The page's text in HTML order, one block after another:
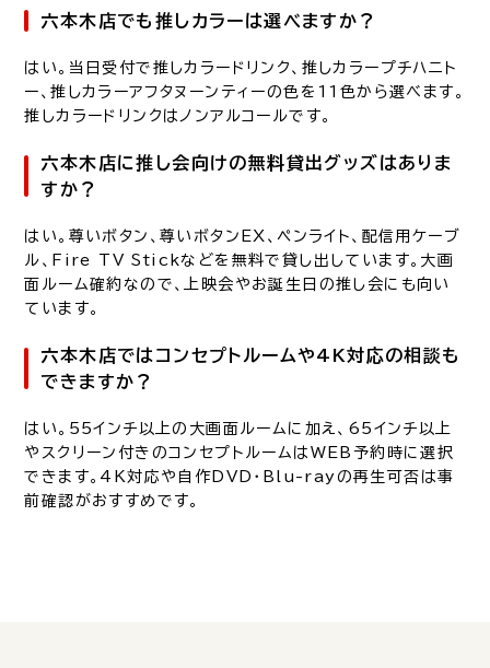
六本木店でも推しカラーは選べますか？
はい。当日受付で推しカラードリンク、推しカラープチハニト
ー、推しカラーアフタヌーンティーの色を11色から選べます。
推しカラードリンクはノンアルコールです。
六本木店に推し会向けの無料貸出グッズはありま
すか？
はい。尊いボタン、尊いボタンEX、ペンライト、配信用ケーブ
ル、Fire TV Stickなどを無料で貸し出しています。大画
面ルーム確約なので、上映会やお誕生日の推し会にも向い
ています。
六本木店ではコンセプトルームや4K対応の相談も
できますか？
はい。55インチ以上の大画面ルームに加え、65インチ以上
やスクリーン付きのコンセプトルームはWEB予約時に選択
できます。4K対応や自作DVD・Blu-rayの再生可否は事
前確認がおすすめです。